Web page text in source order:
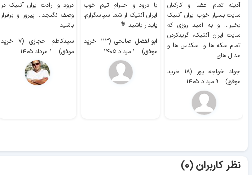
آدینه تمام اعضا و کارکنان
سایت بسیار خوب ايران آنتیک
بخیر... و به امید روزی که
سایت ايران آنتیک، گریدکردن
تمام سکه ها و اسکناس ها و
مدال های...
جواد خواجه پور (۱۸ خرید
موفق) – ۹ مرداد ۱۴۰۵
با درود و احترام؛ تیم خوب
ایران آنتیک از شما سپاسگزارم.
پایدار باشید 💐
ابوالفضل صالحی (۱۱۳ خرید
موفق) – ۱ مرداد ۱۴۰۵
درود و ارادت ایران آنتیک در
وصف نگنجد... پیروز و برقرار
باشید
سیدکاظم حجازی (۷ خرید
موفق) – ۱ مرداد ۱۴۰۵
نظر کاربران (۰)